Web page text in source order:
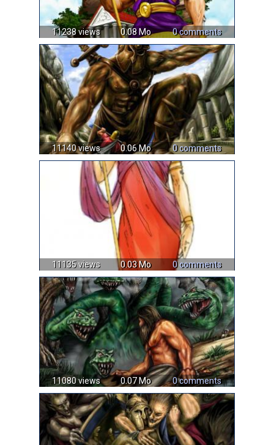
11238 views 0.08 Mo 0 comments
11140 views 0.06 Mo 0 comments
11135 views 0.03 Mo 0 comments
11080 views 0.07 Mo 0 comments